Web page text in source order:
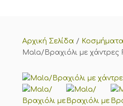
Αρχική Σελίδα / Κοσμήματα
Mala/Βραχιόλι με